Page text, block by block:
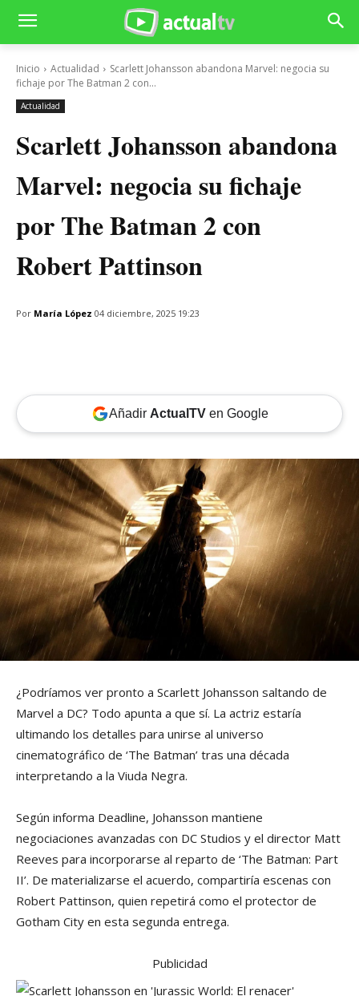
Inicio Actualidad
Scarlett Johansson abandona Marvel: negocia su
fichaje por The Batman 2 con...
Actualidad
Scarlett Johansson abandona
Marvel: negocia su fichaje
por The Batman 2 con
Robert Pattinson
Por María López 04 diciembre, 2025 19:23
Añadir ActualTVen Google
¿Podríamos ver pronto a Scarlett Johansson saltando de
Marvel a DC? Todo apunta a que sí. La actriz estaría
ultimando los detalles para unirse al universo
cinematográfico de ‘The Batman’ tras una década
interpretando a la Viuda Negra.
Según informa Deadline, Johansson mantiene
negociaciones avanzadas con DC Studios y el director Matt
Reeves para incorporarse al reparto de ‘The Batman: Part
II’. De materializarse el acuerdo, compartiría escenas con
Robert Pattinson, quien repetirá como el protector de
Gotham City en esta segunda entrega.
Publicidad